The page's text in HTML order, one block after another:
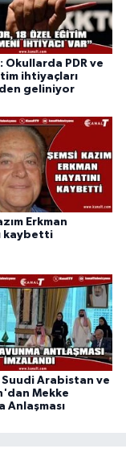
Okullarda PDR ve
ihtiyaçları
geliniyor
Erkman
kaybetti
Suudi Arabistan ve
Mekke
Anlaşması